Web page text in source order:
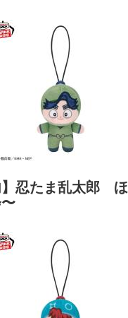
】忍たま乱太郎